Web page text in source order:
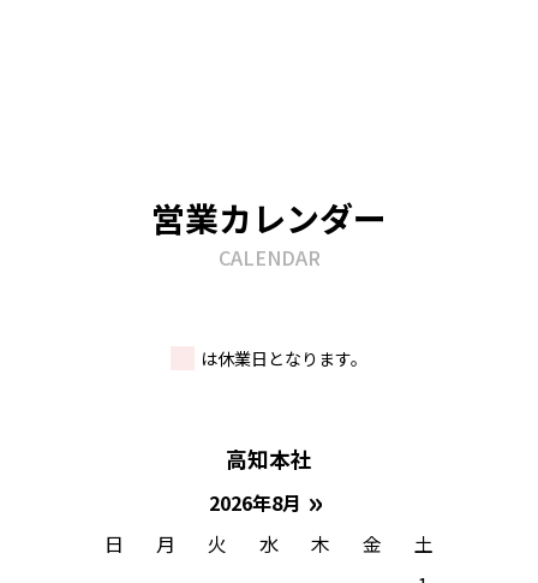
営業カレンダー
CALENDAR
は休業日となります。
高知本社
2026年8月 »
日 月 火 水 木 金
土